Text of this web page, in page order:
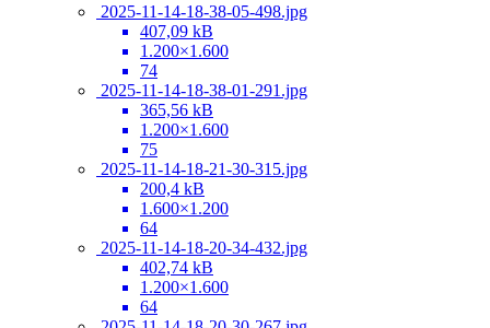
2025-11-14-18-38-05-498.jpg
407,09 kB
1.200×1.600
74
2025-11-14-18-38-01-291.jpg
365,56 kB
1.200×1.600
75
2025-11-14-18-21-30-315.jpg
200,4 kB
1.600×1.200
64
2025-11-14-18-20-34-432.jpg
402,74 kB
1.200×1.600
64